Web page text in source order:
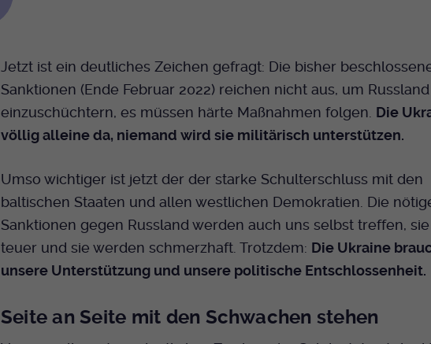
Jetzt ist ein deutliches Zeichen gefragt: Die bisher
Sanktionen (Ende Februar 2022) reichen nicht aus, um Russland
einzuschüchtern, es müssen härte Maßnahmen folgen. Die
völlig alleine da, niemand wird sie militärisch unterstützen.
Umso wichtiger ist jetzt der der starke Schulterschluss mit den
baltischen Staaten und allen westlichen Demokratien. Die
Sanktionen gegen Russland werden auch uns selbst treffen,
teuer und sie werden schmerzhaft. Trotzdem: Die Ukraine
unsere Unterstützung und unsere politische Entschlossenheit.
Seite an Seite mit den Schwachen stehen